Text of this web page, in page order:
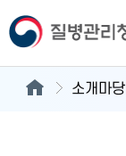
소개마당